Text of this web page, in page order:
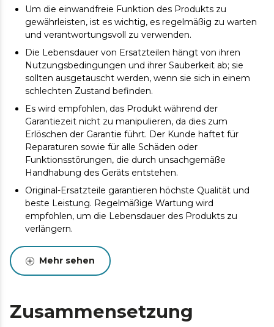
Um die einwandfreie Funktion des Produkts zu
gewährleisten, ist es wichtig, es regelmäßig zu warten
und verantwortungsvoll zu verwenden.
Die Lebensdauer von Ersatzteilen hängt von ihren
Nutzungsbedingungen und ihrer Sauberkeit ab; sie
sollten ausgetauscht werden, wenn sie sich in einem
schlechten Zustand befinden.
Es wird empfohlen, das Produkt während der
Garantiezeit nicht zu manipulieren, da dies zum
Erlöschen der Garantie führt. Der Kunde haftet für
Reparaturen sowie für alle Schäden oder
Funktionsstörungen, die durch unsachgemäße
Handhabung des Geräts entstehen.
Original-Ersatzteile garantieren höchste Qualität und
beste Leistung. Regelmäßige Wartung wird
empfohlen, um die Lebensdauer des Produkts zu
verlängern.
Mehr sehen
Zusammensetzung